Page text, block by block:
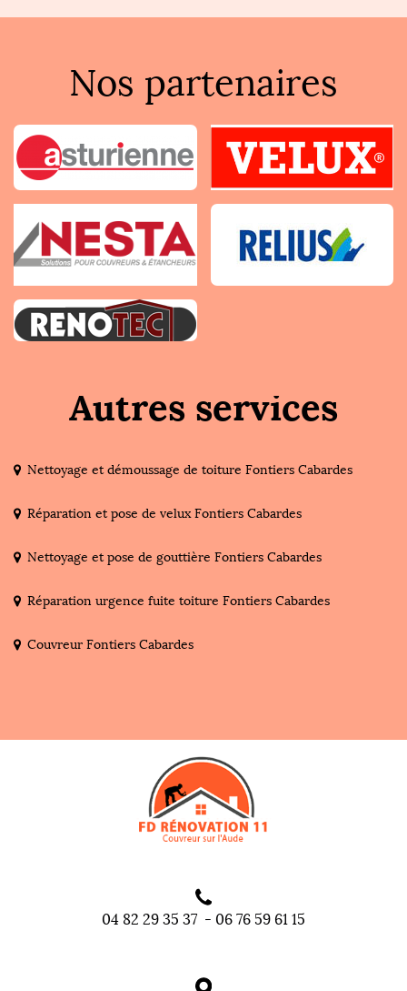
Nos partenaires
Autres services
Nettoyage et démoussage de toiture Fontiers Cabardes
Réparation et pose de velux Fontiers Cabardes
Nettoyage et pose de gouttière Fontiers Cabardes
Réparation urgence fuite toiture Fontiers Cabardes
Couvreur Fontiers Cabardes
04 82 29 35 37 - 06 76 59 61 15